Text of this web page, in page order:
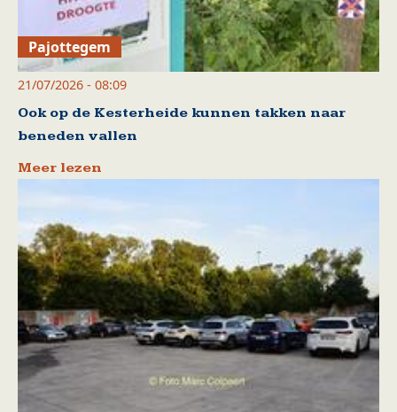
Pajottegem
21/07/2026 - 08:09
Ook op de Kesterheide kunnen takken naar
beneden vallen
Meer lezen